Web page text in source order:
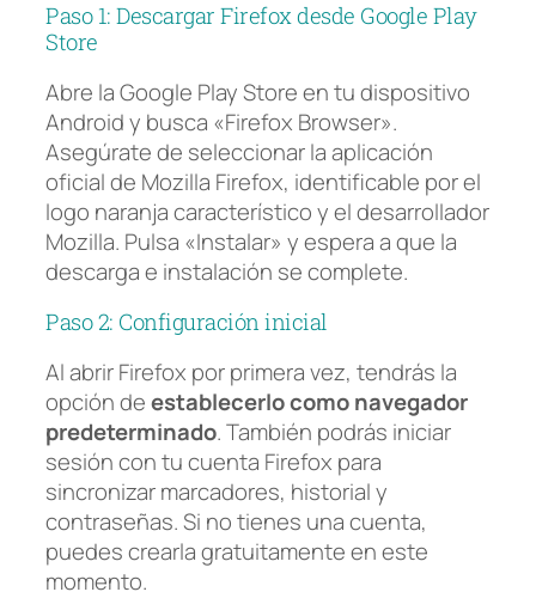
Paso 1: Descargar Firefox desde Google Play
Store
Abre la Google Play Store en tu dispositivo
Android y busca «Firefox Browser».
Asegúrate de seleccionar la aplicación
oficial de Mozilla Firefox, identificable por el
logo naranja característico y el desarrollador
Mozilla. Pulsa «Instalar» y espera a que la
descarga e instalación se complete.
Paso 2: Configuración inicial
Al abrir Firefox por primera vez, tendrás la
opción deestablecerlo como navegador
predeterminado. También podrás iniciar
sesión con tu cuenta Firefox para
sincronizar marcadores, historial y
contraseñas. Si no tienes una cuenta,
puedes crearla gratuitamente en este
momento.